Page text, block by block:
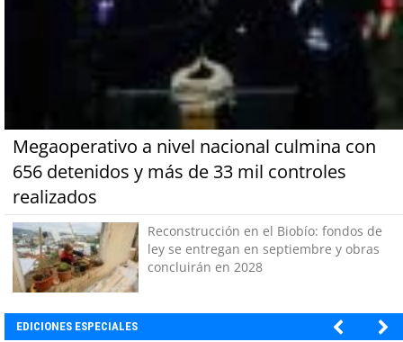
Megaoperativo a nivel nacional culmina con
656 detenidos y más de 33 mil controles
realizados
Reconstrucción en el Biobío: fondos de
ley se entregan en septiembre y obras
concluirán en 2028
EDICIONES ESPECIALES